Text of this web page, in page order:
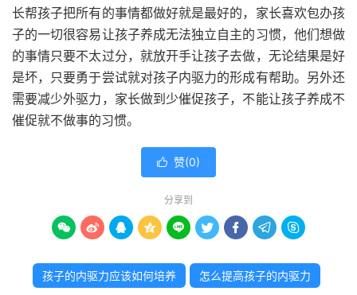
长帮孩子把所有的事情都做好就是最好的，家长喜欢包办孩
子的一切很容易让孩子养成无法独立自主的习惯，他们想做
的事情只要不太过分，就放开手让孩子去做，无论结果是好
是坏，只要勇于尝试就对孩子内驱力的形成有帮助。另外还
需要减少外驱力，家长做到少催促孩子，不能让孩子养成不
催促就不做事的习惯。
 赞(0)
分享到
        
孩子的内驱力应该如何培养 怎么提高孩子的内驱力